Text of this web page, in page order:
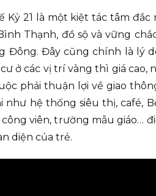
Kỷ 21 là một kiệt tác tâm
Thạnh, đồ sộ và vững
Đây cũng chính là lý
ở các vị trí vàng thì giá
phải thuận lợi về giao
hệ thống siêu thị, café,
viên, trường mẫu giáo…
diện của trẻ.